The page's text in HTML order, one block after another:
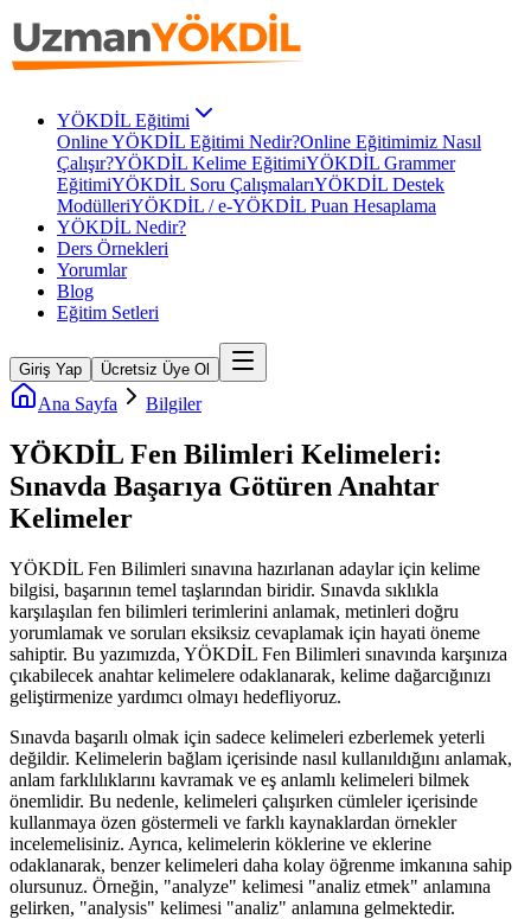
YÖKDİL Eğitimi
Online YÖKDİL Eğitimi Nedir?Online Eğitimimiz Nasıl
Çalışır?YÖKDİL Kelime EğitimiYÖKDİL Grammer
EğitimiYÖKDİL Soru ÇalışmalarıYÖKDİL Destek
ModülleriYÖKDİL / e-YÖKDİL Puan Hesaplama
YÖKDİL Nedir?
Ders Örnekleri
Yorumlar
Blog
Eğitim Setleri
Giriş Yap Ücretsiz Üye Ol
Ana Sayfa Bilgiler
YÖKDİL Fen Bilimleri Kelimeleri:
Sınavda Başarıya Götüren Anahtar
Kelimeler
YÖKDİL Fen Bilimleri sınavına hazırlanan adaylar için kelime
bilgisi, başarının temel taşlarından biridir. Sınavda sıklıkla
karşılaşılan fen bilimleri terimlerini anlamak, metinleri doğru
yorumlamak ve soruları eksiksiz cevaplamak için hayati öneme
sahiptir. Bu yazımızda, YÖKDİL Fen Bilimleri sınavında karşınıza
çıkabilecek anahtar kelimelere odaklanarak, kelime dağarcığınızı
geliştirmenize yardımcı olmayı hedefliyoruz.
Sınavda başarılı olmak için sadece kelimeleri ezberlemek yeterli
değildir. Kelimelerin bağlam içerisinde nasıl kullanıldığını anlamak,
anlam farklılıklarını kavramak ve eş anlamlı kelimeleri bilmek
önemlidir. Bu nedenle, kelimeleri çalışırken cümleler içerisinde
kullanmaya özen göstermeli ve farklı kaynaklardan örnekler
incelemelisiniz. Ayrıca, kelimelerin köklerine ve eklerine
odaklanarak, benzer kelimeleri daha kolay öğrenme imkanına sahip
olursunuz. Örneğin, "analyze" kelimesi "analiz etmek" anlamına
gelirken, "analysis" kelimesi "analiz" anlamına gelmektedir.